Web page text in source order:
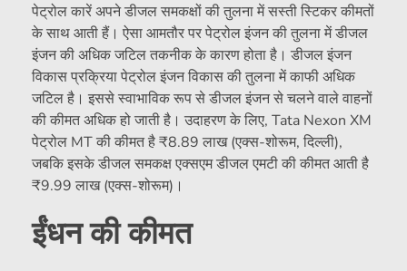
पेट्रोल कारें अपने डीजल समकक्षों की तुलना में सस्ती स्टिकर कीमतों
के साथ आती हैं। ऐसा आमतौर पर पेट्रोल इंजन की तुलना में डीजल
इंजन की अधिक जटिल तकनीक के कारण होता है। डीजल इंजन
विकास प्रक्रिया पेट्रोल इंजन विकास की तुलना में काफी अधिक
जटिल है। इससे स्वाभाविक रूप से डीजल इंजन से चलने वाले वाहनों
की कीमत अधिक हो जाती है। उदाहरण के लिए, Tata Nexon XM
पेट्रोल MT की कीमत है₹8.89 लाख (एक्स-शोरूम, दिल्ली),
जबकि इसके डीजल समकक्ष एक्सएम डीजल एमटी की कीमत आती है
₹9.99 लाख (एक्स-शोरूम)।
ईंधन की कीमत